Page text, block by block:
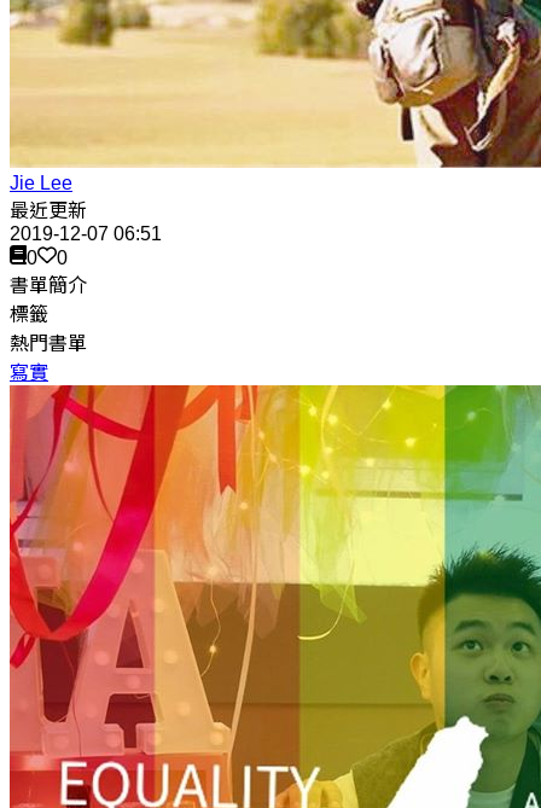
Jie Lee
最近更新
2019-12-07 06:51
0
0
書單簡介
標籤
熱門書單
寫實